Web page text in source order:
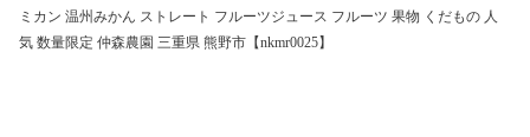
ミカン 温州みかん ストレート フルーツジュース フルーツ 果物 くだもの 人
気 数量限定 仲森農園 三重県 熊野市【nkmr0025】